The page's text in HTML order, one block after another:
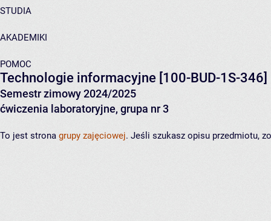
STUDIA
AKADEMIKI
POMOC
Technologie informacyjne [100-BUD-1S-346]
Semestr zimowy 2024/2025
ćwiczenia laboratoryjne, grupa nr 3
To jest strona grupy zajęciowej. Jeśli szukasz opisu przedmiotu,